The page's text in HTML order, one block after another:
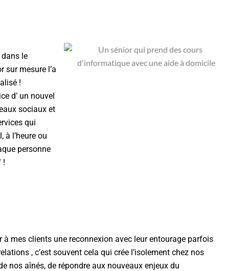
dans le
sur mesure l’a
!
d’ un nouvel
sociaux et
qui
l’heure ou
personne
!
à mes clients une reconnexion avec leur entourage parfois
, c’est souvent cela qui crée l’isolement chez nos
nos aînés, de répondre aux nouveaux enjeux du